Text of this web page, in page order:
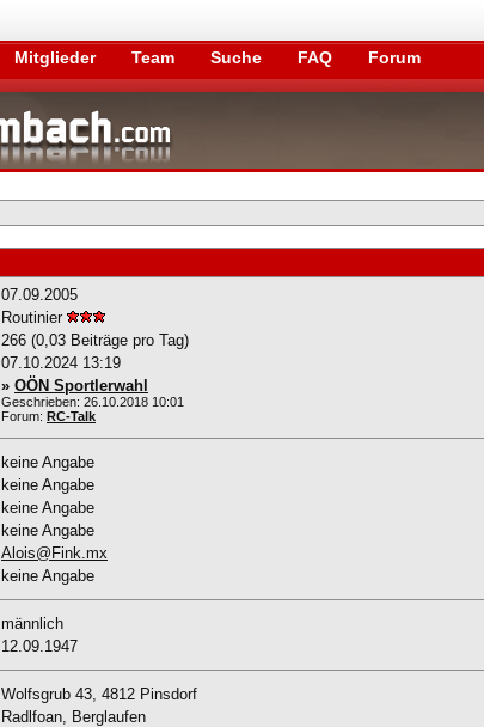
Mitglieder Team Suche FAQ Forum
07.09.2005
Routinier
266 (0,03 Beiträge pro Tag)
07.10.2024 13:19
» OÖN Sportlerwahl
Geschrieben: 26.10.2018 10:01
Forum: RC-Talk
keine Angabe
keine Angabe
keine Angabe
keine Angabe
Alois@Fink.mx
keine Angabe
männlich
12.09.1947
Wolfsgrub 43, 4812 Pinsdorf
Radlfoan, Berglaufen